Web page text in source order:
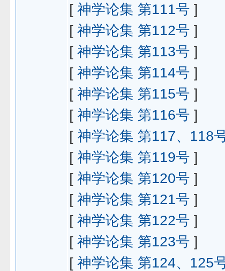
[ 神学论集 第111号 ]
[ 神学论集 第112号 ]
[ 神学论集 第113号 ]
[ 神学论集 第114号 ]
[ 神学论集 第115号 ]
[ 神学论集 第116号 ]
[ 神学论集 第117、118
[ 神学论集 第119号 ]
[ 神学论集 第120号 ]
[ 神学论集 第121号 ]
[ 神学论集 第122号 ]
[ 神学论集 第123号 ]
[ 神学论集 第124、125